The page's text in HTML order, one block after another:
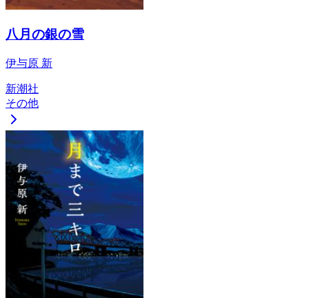
八月の銀の雪
伊与原 新
新潮社
その他